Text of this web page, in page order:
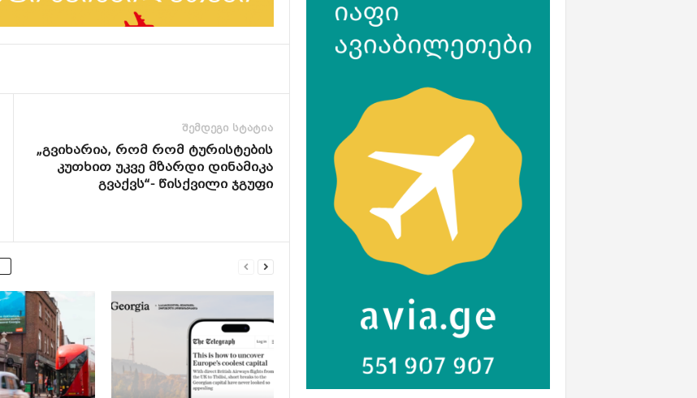
შემდეგი სტატია
„გვიხარია, რომ რომ ტურისტების
კუთხით უკვე მზარდი დინამიკა
გვაქვს“- წისქვილი ჯგუფი